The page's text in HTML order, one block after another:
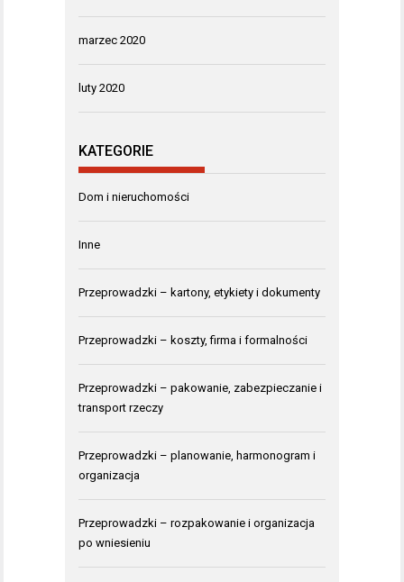
marzec 2020
luty 2020
KATEGORIE
Dom i nieruchomości
Inne
Przeprowadzki – kartony, etykiety i dokumenty
Przeprowadzki – koszty, firma i formalności
Przeprowadzki – pakowanie, zabezpieczanie i
transport rzeczy
Przeprowadzki – planowanie, harmonogram i
organizacja
Przeprowadzki – rozpakowanie i organizacja
po wniesieniu